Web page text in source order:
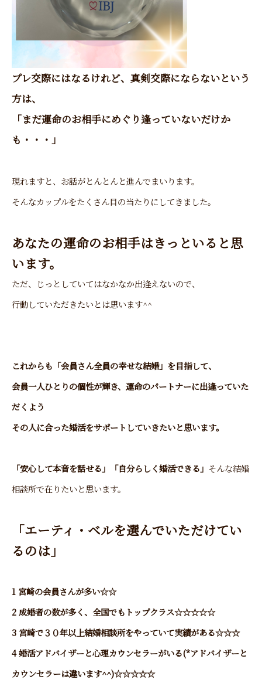
プレ交際にはなるけれど、真剣交際にならないという
方は、
「まだ運命のお相手にめぐり逢っていないだけか
も・・・」
現れますと、お話がとんとんと進んでまいります。
そんなカップルをたくさん目の当たりにしてきました。
あなたの運命のお相手はきっといると思
います。
ただ、じっとしていてはなかなか出逢えないので、
行動していただきたいとは思います^^
これからも 「会員さん全員の幸せな結婚」を目指して、
会員一人ひとりの個性が輝き、運命のパートナーに出逢っていた
だくよう
その人に合った婚活をサポートしていきたいと思います。
「安心して本音を話せる」「自分らしく婚活できる」 そんな結婚
相談所で在りたいと思います。
「エーティ・ベルを選んでいただけてい
るのは」
1 宮崎の会員さんが多い☆☆
2 成婚者の数が多く、全国でもトップクラス☆☆☆☆☆
3 宮崎で３０年以上結婚相談所をやっていて実績がある☆☆☆
4 婚活アドバイザーと心理カウンセラーがいる(*アドバイザーと
カウンセラーは違います^^)☆☆☆☆☆